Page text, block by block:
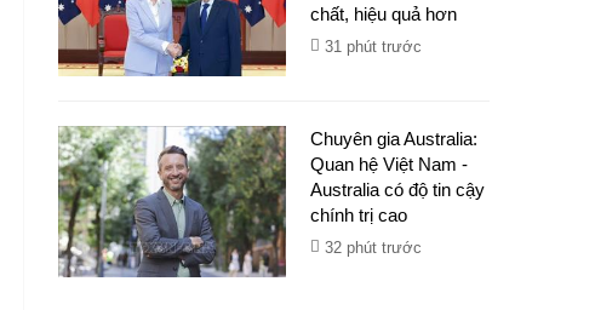
chất, hiệu quả hơn
31 phút trước
Chuyên gia Australia:
Quan hệ Việt Nam -
Australia có độ tin cậy
chính trị cao
32 phút trước